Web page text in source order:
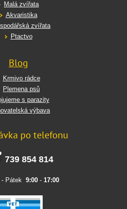
Malá zvířata
Akvaristika
zvířata
Ptactvo
Blog
Krmivo rádce
Plemena psů
s parazity
výbava
po telefonu
739 854 814
- Pátek 9:00- 17:00